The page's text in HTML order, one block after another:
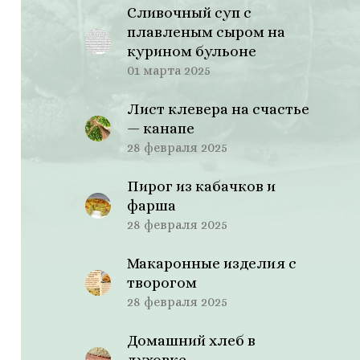
Сливочный суп с
плавленым сыром на
курином бульоне
01 марта 2025
Лист клевера на счастье
— канапе
28 февраля 2025
Пирог из кабачков и
фарша
28 февраля 2025
Макаронные изделия с
творогом
28 февраля 2025
Домашний хлеб в